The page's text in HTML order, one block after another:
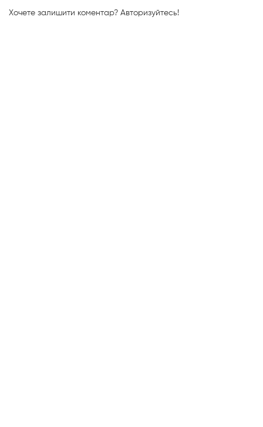
Хочете залишити коментар? Авторизуйтесь!